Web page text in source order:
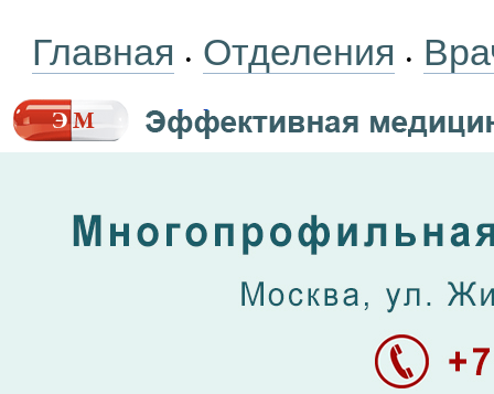
Главная • Отделения •